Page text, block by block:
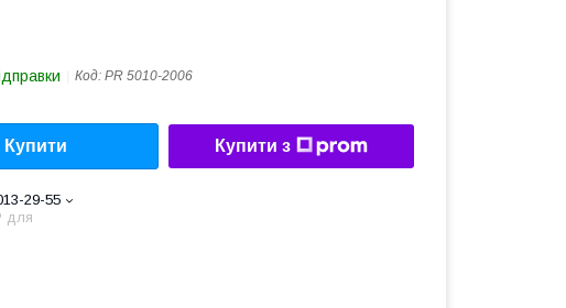
Код: PR 5010-2006
Купити Купити з
29-55
для